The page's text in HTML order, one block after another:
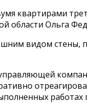
квартирами
области Ольга
видом стены,
работах